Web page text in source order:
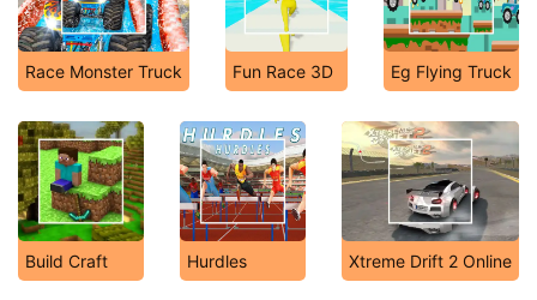
Race Monster Truck Fun Race 3D Eg Flying Truck